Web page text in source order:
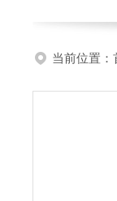
当前位置：